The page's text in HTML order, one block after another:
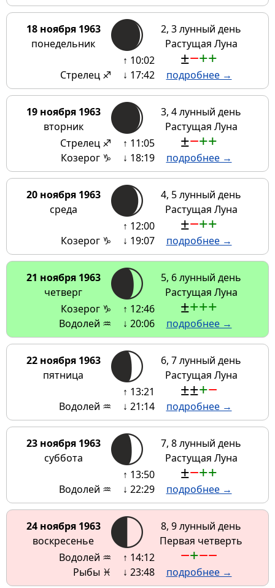
18 ноября 1963
понедельник
2, 3 лунный день
Растущая Луна
Стрелец ♐
↑ 10:02
↓ 17:42
±−++
подробнее →
19 ноября 1963
вторник
3, 4 лунный день
Растущая Луна
Стрелец ♐
Козерог ♑
↑ 11:05
↓ 18:19
±−++
подробнее →
20 ноября 1963
среда
4, 5 лунный день
Растущая Луна
Козерог ♑
↑ 12:00
↓ 19:07
±−++
подробнее →
21 ноября 1963
четверг
5, 6 лунный день
Растущая Луна
Козерог ♑
Водолей ♒
↑ 12:46
↓ 20:06
±+++
подробнее →
22 ноября 1963
пятница
6, 7 лунный день
Растущая Луна
Водолей ♒
↑ 13:21
↓ 21:14
±±+−
подробнее →
23 ноября 1963
суббота
7, 8 лунный день
Растущая Луна
Водолей ♒
↑ 13:50
↓ 22:29
±−++
подробнее →
24 ноября 1963
воскресенье
8, 9 лунный день
Первая четверть
Водолей ♒
Рыбы ♓
↑ 14:12
↓ 23:48
−+−−
подробнее →